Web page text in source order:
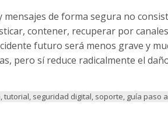
mensajes de forma segura no
contener, recuperar por
futuro será menos grave y
pero sí reduce radicalmente el
tutorial, seguridad digital, soporte, guía paso